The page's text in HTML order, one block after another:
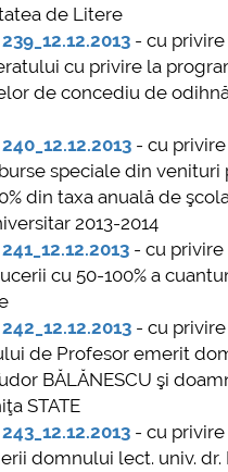
studies
unversitară
de Litere
- cu
cu privire la
de concediu de
- cu
speciale din venituri
din taxa anuală de
2013-2014
- cu privire
cu 50-100% a
- cu
de Profesor emerit
BĂLĂNESCU şi
STATE
- cu
domnului lect. univ. dr.